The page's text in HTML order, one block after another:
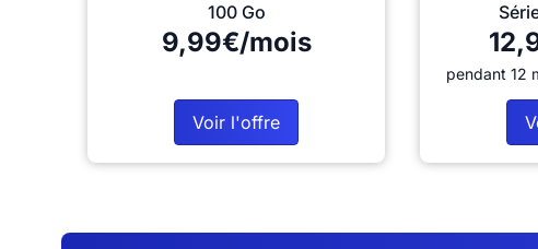
100 Go
9,99€/mois
Voir l'offre
pendant 12